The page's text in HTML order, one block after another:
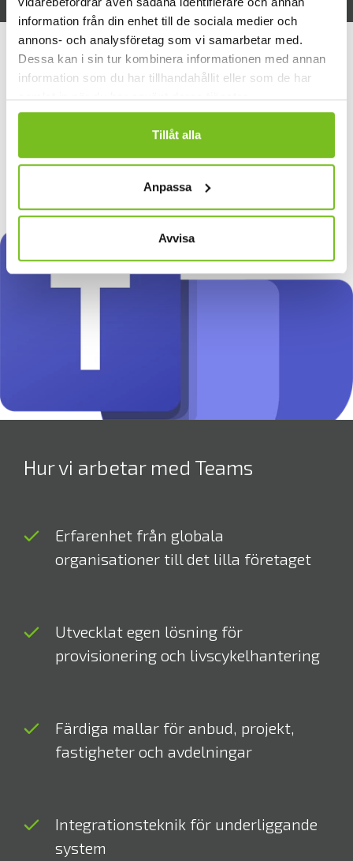
information från din enhet till de sociala medier och
annons- och analysföretag som vi samarbetar med.
Dessa kan i sin tur kombinera informationen med annan
information som du har tillhandahållit eller som de har
samlat in när du har använt deras tjänster.
Tillåt alla
Anpassa
Avvisa
Hur vi arbetar med Teams
Erfarenhet från globala
organisationer till det lilla företaget
Utvecklat egen lösning för
provisionering och livscykelhantering
Färdiga mallar för anbud, projekt,
fastigheter och avdelningar
Integrationsteknik för underliggande
system